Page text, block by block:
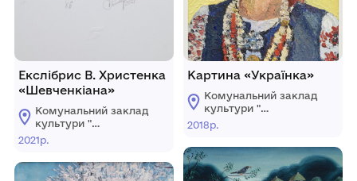
Екслібрис В. Христенка
«Шевченкіана»
Комунальний заклад
культури "
Донецький обласний
художній музей"
2021р.
Картина «Українка»
Комунальний заклад
культури "
Донецький обласний
художній музей"
2018р.